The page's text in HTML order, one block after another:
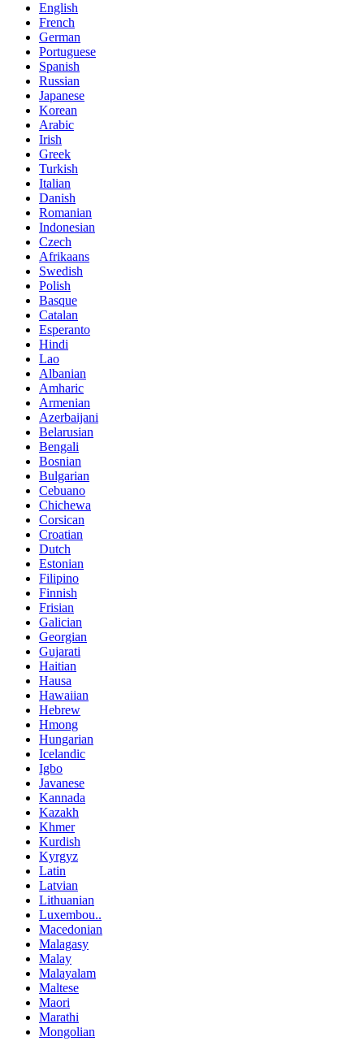
English
French
German
Portuguese
Spanish
Russian
Japanese
Korean
Arabic
Irish
Greek
Turkish
Italian
Danish
Romanian
Indonesian
Czech
Afrikaans
Swedish
Polish
Basque
Catalan
Esperanto
Hindi
Lao
Albanian
Amharic
Armenian
Azerbaijani
Belarusian
Bengali
Bosnian
Bulgarian
Cebuano
Chichewa
Corsican
Croatian
Dutch
Estonian
Filipino
Finnish
Frisian
Galician
Georgian
Gujarati
Haitian
Hausa
Hawaiian
Hebrew
Hmong
Hungarian
Icelandic
Igbo
Javanese
Kannada
Kazakh
Khmer
Kurdish
Kyrgyz
Latin
Latvian
Lithuanian
Luxembou..
Macedonian
Malagasy
Malay
Malayalam
Maltese
Maori
Marathi
Mongolian